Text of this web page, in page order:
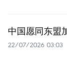
中国愿同东盟
22/07/2026 03:03